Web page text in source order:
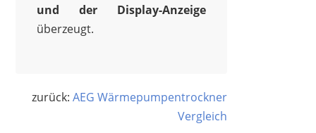
und der Display-Anzeige
überzeugt.
zurück:AEG Wärmepumpentrockner